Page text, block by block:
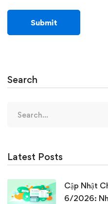
Search
for:
Latest Posts
Cập Nhật
6/2026: